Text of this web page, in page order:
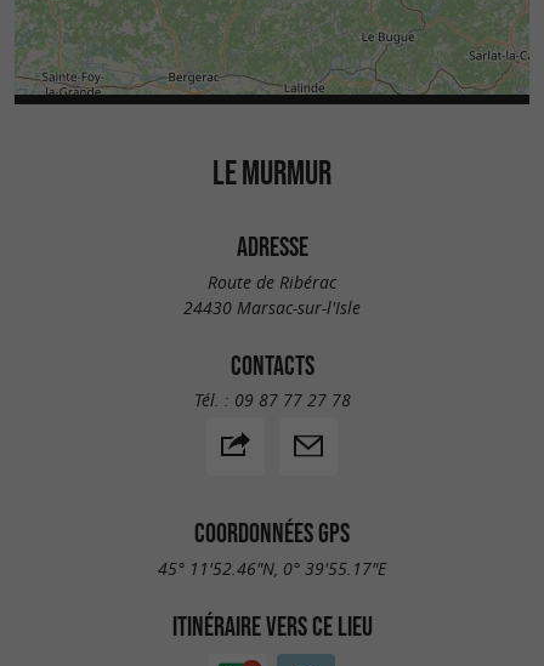
LE MURMUR
ADRESSE
Route de Ribérac
24430 Marsac-sur-l'Isle
CONTACTS
Tél. : 09 87 77 27 78
COORDONNÉES GPS
45° 11'52.46"N, 0° 39'55.17"E
ITINÉRAIRE VERS CE LIEU